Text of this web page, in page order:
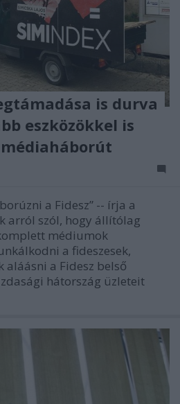
is durva
eszközökkel is
a Fidesz” -- írja a
arról szól, hogy állítólag
médiumok
a fideszesek,
a Fidesz belső
hátország üzleteit